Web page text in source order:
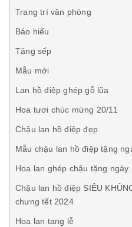
Trang trí văn phòng
Báo hiếu
Tặng sếp
Mẫu mới
Lan hồ điệp ghép gỗ lũa
Hoa tươi chúc mừng 20/11
Chậu lan hồ điệp đẹp
Mẫu chậu lan hồ điệp tặng
Hoa lan ghép chậu tặng ngày
Chậu lan hồ điệp SIÊU
chưng tết 2024
Hoa lan tang lễ